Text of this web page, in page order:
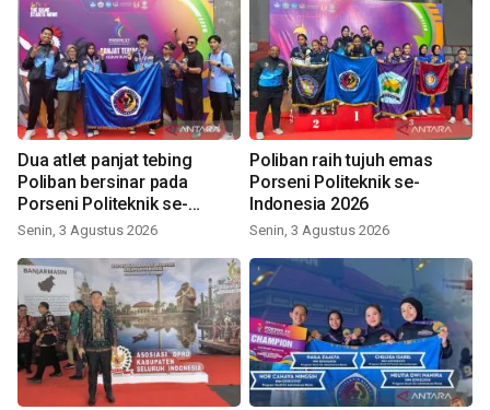
Dua atlet panjat tebing
Poliban bersinar pada
Porseni Politeknik se-
Indonesia 2026
Senin, 3 Agustus 2026
Poliban raih tujuh emas
Porseni Politeknik se-
Indonesia 2026
Senin, 3 Agustus 2026